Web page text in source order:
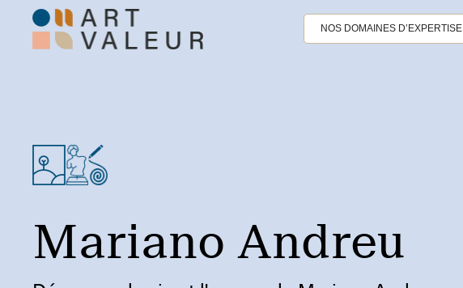
NOS DOMAINES D’EXPERTISE
Mariano Andreu